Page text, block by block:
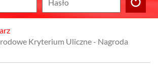
Kryterium Uliczne - Nagroda